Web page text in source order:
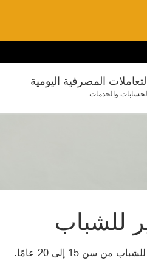
المصرفية اليومية
الحسابات والخدمات
للشباب
سن 15 إلى 20 عامًا.